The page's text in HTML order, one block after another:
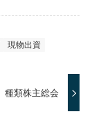
現物出資
種類株主総会